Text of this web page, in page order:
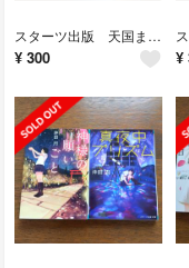
スターツ出版 天国までの49日間 櫻井千姫
¥ 300 ¥